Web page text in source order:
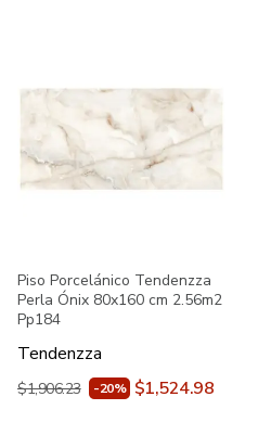
Piso Porcelánico Tendenzza
Perla Ónix 80x160 cm 2.56m2
Pp184
Tendenzza
$1,906.23 -20% $1,524.98